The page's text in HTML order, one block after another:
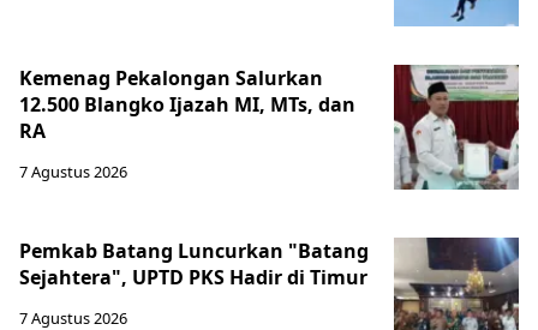
Kemenag Pekalongan Salurkan
12.500 Blangko Ijazah MI, MTs, dan
RA
7 Agustus 2026
Pemkab Batang Luncurkan "Batang
Sejahtera", UPTD PKS Hadir di Timur
7 Agustus 2026